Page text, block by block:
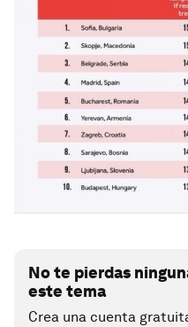
No te pierdas
este tema
Crea una cuenta